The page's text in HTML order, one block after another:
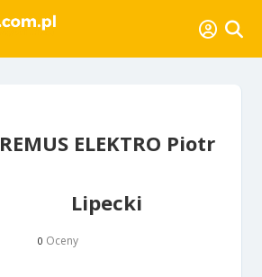
REMUS ELEKTRO Piotr
Lipecki
0 Oceny